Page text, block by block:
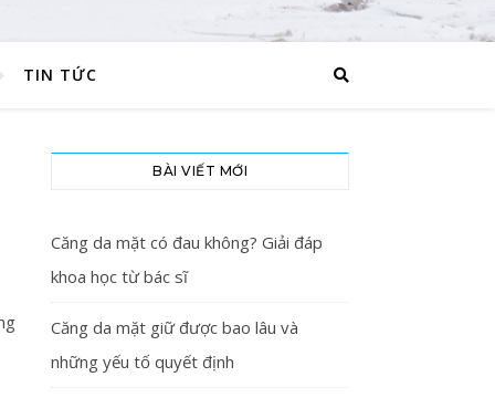
TIN TỨC
BÀI VIẾT MỚI
Căng da mặt có đau không? Giải đáp
khoa học từ bác sĩ
Căng da mặt giữ được bao lâu và
những yếu tố quyết định